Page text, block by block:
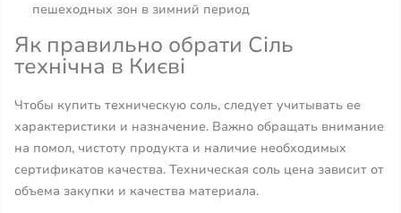
пешеходных зон в зимний период
Як правильно обрати Сіль
технічна в Києві
Чтобы купить техническую соль, следует учитывать ее
характеристики и назначение. Важно обращать внимание
на помол, чистоту продукта и наличие необходимых
сертификатов качества. Техническая соль цена зависит от
объема закупки и качества материала.